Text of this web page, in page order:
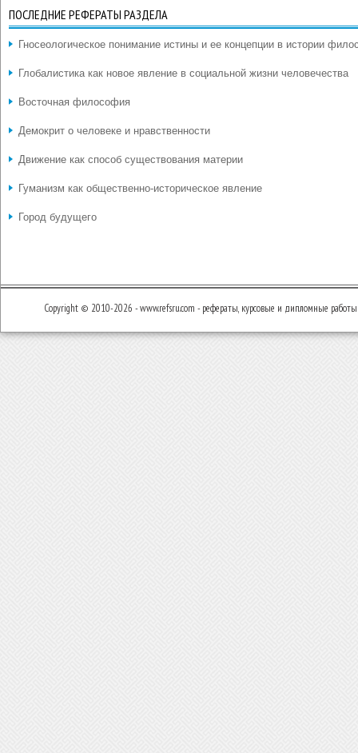
ПОСЛЕДНИЕ РЕФЕРАТЫ РАЗДЕЛА
Гносеологическое понимание истины и ее концепции в истории
Глобалистика как новое явление в социальной жизни человечества
Восточная философия
Демокрит о человеке и нравственности
Движение как способ существования материи
Гуманизм как общественно-историческое явление
Город будущего
Copyright © 2010-2026 - www.refsru.com - рефераты, курсовые и дипломные работы